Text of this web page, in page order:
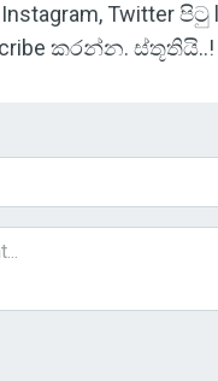
Instagram,
කරන්න. ස්තූතියි..!